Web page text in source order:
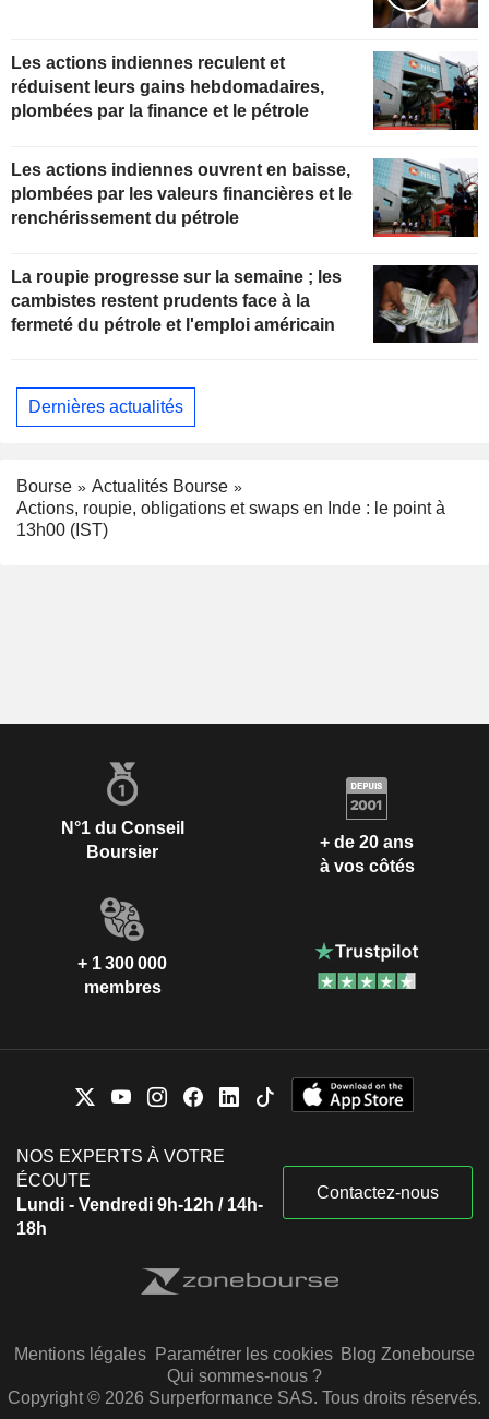
Les actions indiennes reculent et
réduisent leurs gains hebdomadaires,
plombées par la finance et le pétrole
Les actions indiennes ouvrent en baisse,
plombées par les valeurs financières et le
renchérissement du pétrole
La roupie progresse sur la semaine ; les
cambistes restent prudents face à la
fermeté du pétrole et l'emploi américain
Dernières actualités
Bourse
Actualités Bourse
Actions, roupie, obligations et swaps en Inde : le point à
13h00 (IST)
N°1 du Conseil
Boursier
+ de 20 ans
à vos côtés
+ 1 300 000
membres
NOS EXPERTS À VOTRE
ÉCOUTE
Lundi - Vendredi 9h-12h / 14h-
18h
Contactez-nous
Mentions légales Paramétrer les cookies Blog Zonebourse
Qui sommes-nous ?
Copyright © 2026 Surperformance SAS. Tous droits réservés.